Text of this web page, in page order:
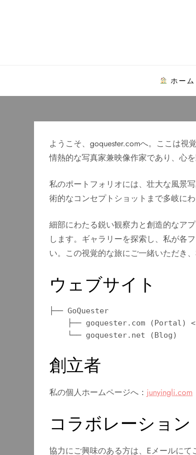
ホーム
ようこそ、goquester.comへ。ここは
情熱的な写真家兼映像作家であり、心
私のポートフォリオには、壮大な風景
術的なコンセプトショットまで多岐にわ
細部にわたる鋭い観察力と創造的なア
します。ギャラリーを探索し、私が各
い。この視覚的な旅にご一緒いただき
ウェブサイト
├── GoQuester
    └── goquester.net (Blog)
創立者
私の個人ホームページへ： junyingli.com
コラボレーション
協力にご興味のある方は、Eメールにて